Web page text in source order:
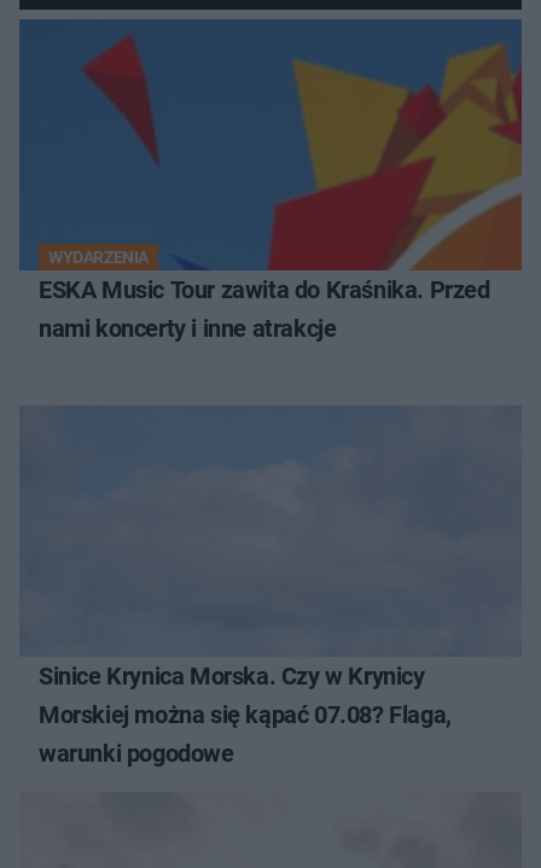
z prawem
WYDARZENIA
ESKA Music Tour zawita do Kraśnika. Przed
nami koncerty i inne atrakcje
Sinice Krynica Morska. Czy w Krynicy
Morskiej można się kąpać 07.08? Flaga,
warunki pogodowe